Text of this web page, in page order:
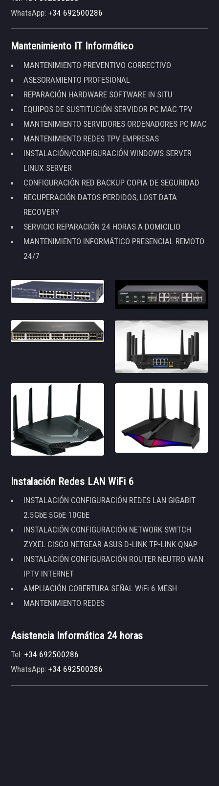
WhatsApp:+34 692500286
Mantenimiento IT Informático
MANTENIMIENTO PREVENTIVO CORRECTIVO
ASESORAMIENTO PROFESIONAL
REPARACIÓN HARDWARE SOFTWARE IN SITU
EQUIPOS DE SUSTITUCIÓN SERVIDOR PC MAC TPV
MANTENIMIENTO SERVIDORES ORDENADORES PC MAC
MANTENIMIENTO REDES TPV EMPRESAS
INSTALACIÓN/CONFIGURACIÓN WINDOWS SERVER
LINUX SERVER
CONFIGURACIÓN RED BACKUP COPIA DE SEGURIDAD
RECUPERACIÓN DATOS PERDIDOS, LOST DATA
RECOVERY
SERVICIO REPARACIÓN 24 HORAS A DOMICILIO
MANTENIMIENTO INFORMÁTICO PRESENCIAL REMOTO
24/7
Instalación Redes LAN WiFi 6
INSTALACIÓN CONFIGURACIÓN REDES LAN GIGABIT
2.5GbE 5GbE 10GbE
INSTALACIÓN CONFIGURACIÓN NETWORK SWITCH
ZYXEL CISCO NETGEAR ASUS D-LINK TP-LINK QNAP
INSTALACIÓN CONFIGURACIÓN ROUTER NEUTRO WAN
IPTV INTERNET
AMPLIACIÓN COBERTURA SEÑAL WiFi 6 MESH
MANTENIMIENTO REDES
Asistencia Informática 24 horas
Tel:+34 692500286
WhatsApp:+34 692500286